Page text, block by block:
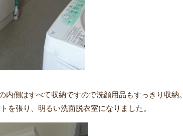
側はすべて収納ですので洗顔用品もすっきり収納。
を張り、明るい洗面脱衣室になりました。